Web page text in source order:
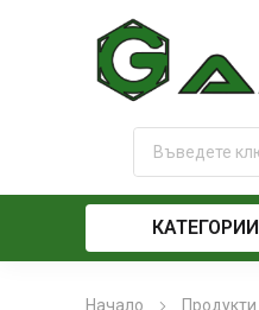
КАТЕГОРИИ
Начало Продукти